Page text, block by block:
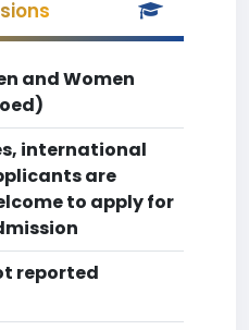
and Women
international
are
to apply for
reported